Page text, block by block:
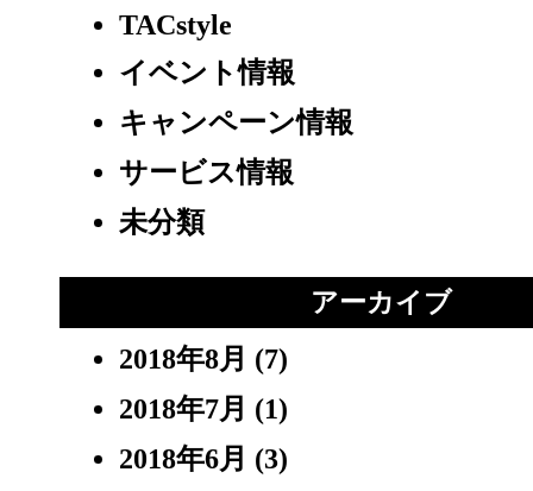
TACstyle
イベント情報
キャンペーン情報
サービス情報
未分類
アーカイブ
2018年8月 (7)
2018年7月 (1)
2018年6月 (3)